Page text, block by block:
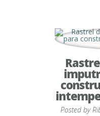
Posted by